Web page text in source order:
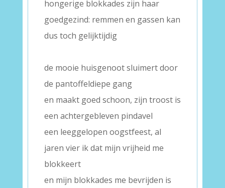
hongerige blokkades zijn haar
goedgezind: remmen en gassen kan
dus toch gelijktijdig
de mooie huisgenoot sluimert door
de pantoffeldiepe gang
en maakt goed schoon, zijn troost is
een achtergebleven pindavel
een leeggelopen oogstfeest, al
jaren vier ik dat mijn vrijheid me
blokkeert
en mijn blokkades me bevrijden is